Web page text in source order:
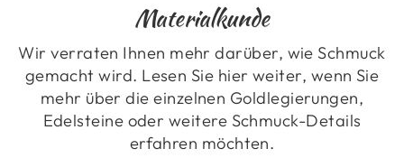
Materialkunde
Wir verraten Ihnen mehr darüber, wie Schmuck
gemacht wird. Lesen Sie hier weiter, wenn Sie
mehr über die einzelnen Goldlegierungen,
Edelsteine oder weitere Schmuck-Details
erfahren möchten.